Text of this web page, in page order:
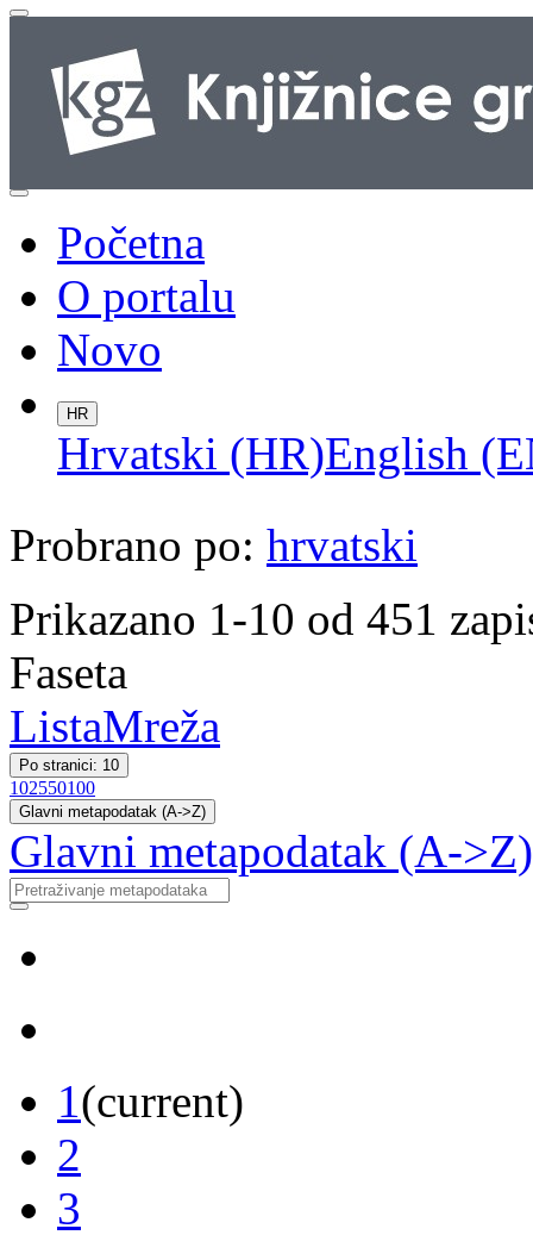
Početna
O portalu
Novo
HR
Hrvatski (HR)English
Probrano po: hrvatski
Prikazano 1-10 od 451
Faseta
ListaMreža
Po stranici: 10
102550100
Glavni metapodatak (A->Z)
Glavni metapodatak (A->Z)
1(current)
2
3